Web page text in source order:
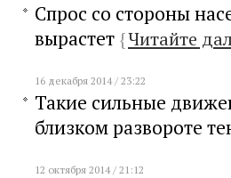
Спрос со стороны
вырастет {Читайте
16 декабря 2014 / 23:22
Такие сильные
близком развороте
12 октября 2014 / 21:12